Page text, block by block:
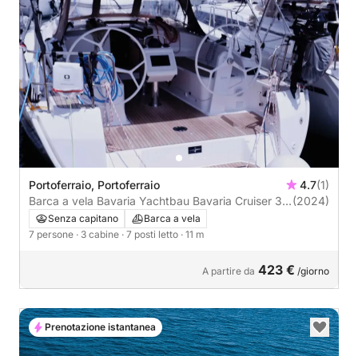
Portoferraio, Portoferraio 4.7(1)
Barca a vela Bavaria Yachtbau Bavaria Cruiser 37
- 3 cab. 11m
(2024)
Senza capitano
Barca a vela
7 persone · 3 cabine · 7 posti letto · 11 m
A partire da 423 € /giorno
Prenotazione istantanea